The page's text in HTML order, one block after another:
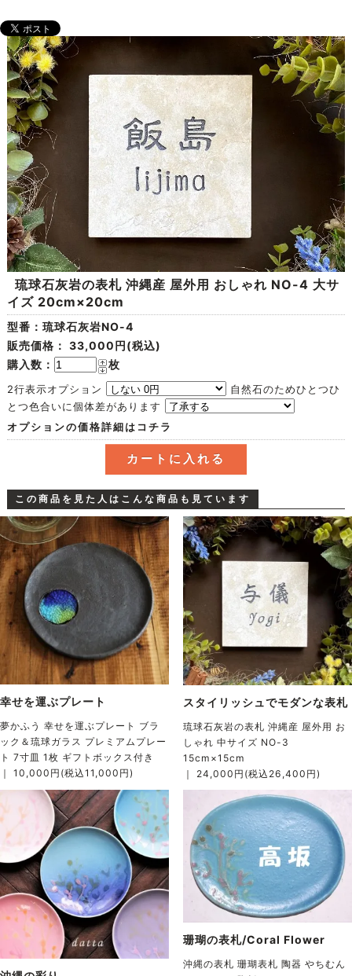
琉球石灰岩の表札 沖縄産 屋外用 おしゃれ NO-4 大サ
イズ 20cm×20cm
型番：琉球石灰岩NO-4
販売価格： 33,000円(税込)
購入数：
枚
2行表示オプション
自然石のためひとつひ
とつ色合いに個体差があります
オプションの価格詳細はコチラ
この商品を見た人はこんな商品も見ています
幸せを運ぶプレート
夢かふう 幸せを運ぶプレート ブラ
ック＆琉球ガラス プレミアムプレー
ト 7寸皿 1枚 ギフトボックス付き
｜ 10,000円(税込11,000円)
スタイリッシュでモダンな表札
琉球石灰岩の表札 沖縄産 屋外用 お
しゃれ 中サイズ NO-3
15cm×15cm
｜ 24,000円(税込26,400円)
珊瑚の表札/Coral Flower
沖縄の表札 珊瑚表札 陶器 やちむん